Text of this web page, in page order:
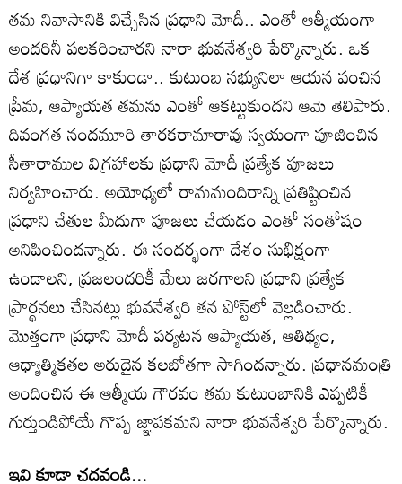
తమ నివాసానికి విచ్చేసిన ప్రధాని మోదీ.. ఎంతో ఆత్మీయంగా
అందరినీ పలకరించారని నారా భువనేశ్వరి పేర్కొన్నారు. ఒక
దేశ ప్రధానిగా కాకుండా.. కుటుంబ సభ్యునిలా ఆయన పంచిన
ప్రేమ, ఆప్యాయత తమను ఎంతో ఆకట్టుకుందని ఆమె తెలిపారు.
దివంగత నందమూరి తారకరామారావు స్వయంగా పూజించిన
సీతారాముల విగ్రహాలకు ప్రధాని మోదీ ప్రత్యేక పూజలు
నిర్వహించారు. అయోధ్యలో రామమందిరాన్ని ప్రతిష్టించిన
ప్రధాని చేతుల మీదుగా పూజలు చేయడం ఎంతో సంతోషం
అనిపించిందన్నారు. ఈ సందర్భంగా దేశం సుభిక్షంగా
ఉండాలని, ప్రజలందరికీ మేలు జరగాలని ప్రధాని ప్రత్యేక
ప్రార్థనలు చేసినట్లు భువనేశ్వరి తన పోస్ట్‌లో వెల్లడించారు.
మొత్తంగా ప్రధాని మోదీ పర్యటన ఆప్యాయత, ఆతిథ్యం,
ఆధ్యాత్మికతల అరుదైన కలబోతగా సాగిందన్నారు. ప్రధానమంత్రి
అందించిన ఈ ఆత్మీయ గౌరవం తమ కుటుంబానికి ఎప్పటికీ
గుర్తుండిపోయే గొప్ప జ్ఞాపకమని నారా భువనేశ్వరి పేర్కొన్నారు.
ఇవి కూడా చదవండి...